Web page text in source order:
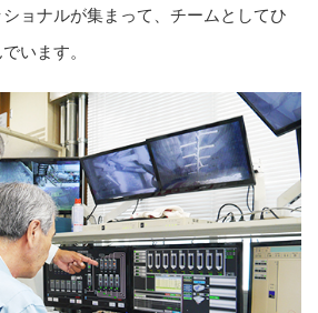
ョナルが集まって、チームとしてひ
います。